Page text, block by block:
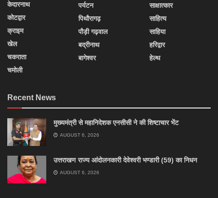
केदारनाथ
कोटद्वार
क्राइम
खेल
चकराता
चमोली
पर्यटन
पिथौरागढ़
पौड़ी गढ़वाल
बद्रीनाथ
बागेश्वर
साक्षात्कार
साहित्य
साहिया
हरिद्वार
हेल्थ
Recent News
मुख्यमंत्री से महानिदेशक एनसीसी ने की शिष्टाचार भेंट
AUGUST 6, 2026
उत्तराखण राज्य आंदोलनकारी देवेश्वरी भण्डारी (59) का निधन
AUGUST 6, 2026